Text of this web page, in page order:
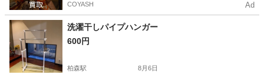
COYASH Ad
洗濯干しパイプハンガー
600円
柏森駅 8月6日